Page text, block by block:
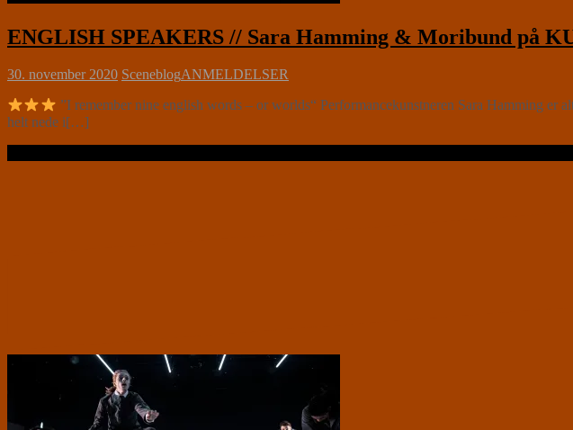
ENGLISH SPEAKERS // Sara Hamming & Moribund på
30. november 2020 SceneblogANMELDELSER
”I remember nine english words – or worlds“ Performancekunstneren Sara Hamming
helt nede i[…]